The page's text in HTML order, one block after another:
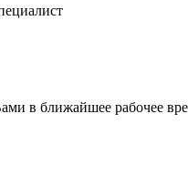
в ближайшее рабочее